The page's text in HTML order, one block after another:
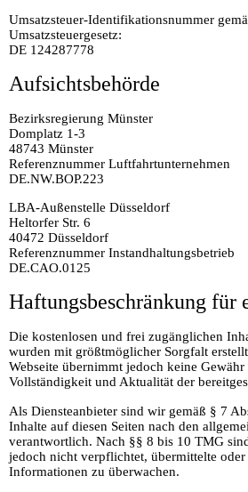
Umsatzsteuer-Identifikationsnummer
Umsatzsteuergesetz:
DE 124287778
Aufsichtsbehörde
Bezirksregierung Münster
Domplatz 1-3
48743 Münster
Referenznummer Luftfahrtunternehmen
DE.NW.BOP.223
LBA-Außenstelle Düsseldorf
Heltorfer Str. 6
40472 Düsseldorf
Referenznummer Instandhaltungsbetrieb
DE.CAO.0125
Haftungsbeschränkung für
Die kostenlosen und frei zugänglichen
wurden mit größtmöglicher Sorgfalt
Webseite übernimmt jedoch keine
Vollständigkeit und Aktualität der
Als Diensteanbieter sind wir gemäß § 7
Inhalte auf diesen Seiten nach den
verantwortlich. Nach §§ 8 bis 10 TMG
jedoch nicht verpflichtet, übermittelte oder
Informationen zu überwachen.